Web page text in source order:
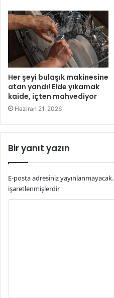
Her şeyi bulaşık makinesine
atan yandı! Elde yıkamak
kaide, içten mahvediyor
Haziran 21, 2026
Bir yanıt yazın
E-posta adresiniz yayınlanmayacak.
işaretlenmişlerdir